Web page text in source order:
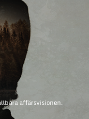
affärsvisionen.